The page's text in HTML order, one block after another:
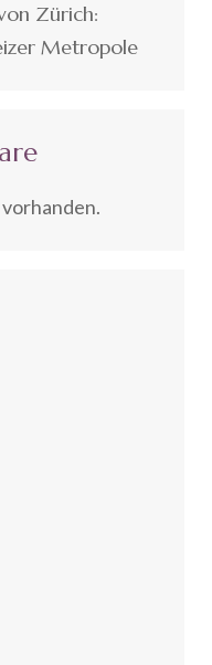
Zürich:
Metropole